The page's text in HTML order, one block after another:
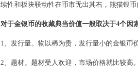
续性和板块联动性在币市无出其右，熊猫银币
对于金银币的收藏典当价值一般取决于4个因
1、发行量。物以稀为贵，发行量小的金银币
2、题材。题材受人欢迎，市场价格就比较高